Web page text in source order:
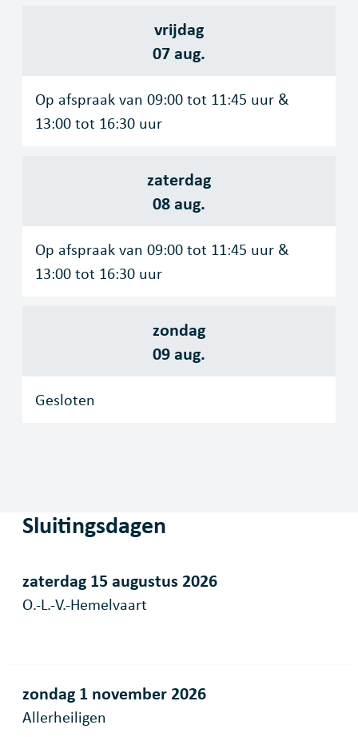
vrijdag
07 aug.
Op afspraak van 09:00tot 11:45 uur &
13:00tot 16:30 uur
zaterdag
08 aug.
Op afspraak van 09:00tot 11:45 uur &
13:00tot 16:30 uur
zondag
09 aug.
Gesloten
Sluitingsdagen
zaterdag 15 augustus 2026
O.-L.-V.-Hemelvaart
zondag 1 november 2026
Allerheiligen